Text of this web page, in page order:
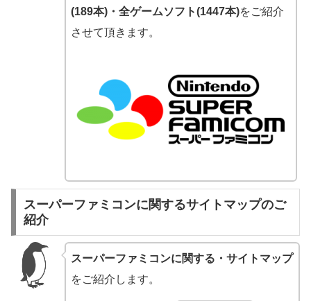
(189本)・全ゲームソフト(1447本)をご紹介
させて頂きます。
スーパーファミコンに関するサイトマップのご
紹介
スーパーファミコンに関する・サイトマップ
をご紹介します。